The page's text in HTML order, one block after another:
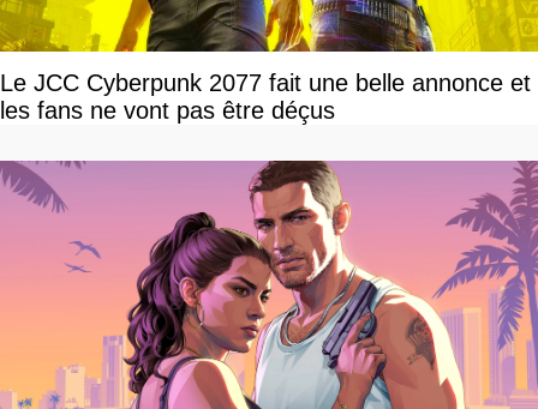
Le JCC Cyberpunk 2077 fait une belle annonce et
les fans ne vont pas être déçus